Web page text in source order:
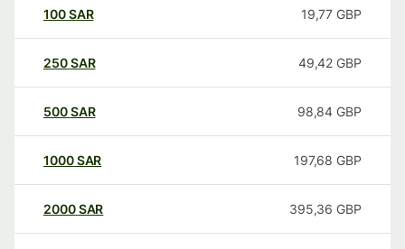
100SAR 19,77 GBP
250SAR 49,42 GBP
500SAR 98,84 GBP
1000SAR 197,68 GBP
2000SAR 395,36 GBP